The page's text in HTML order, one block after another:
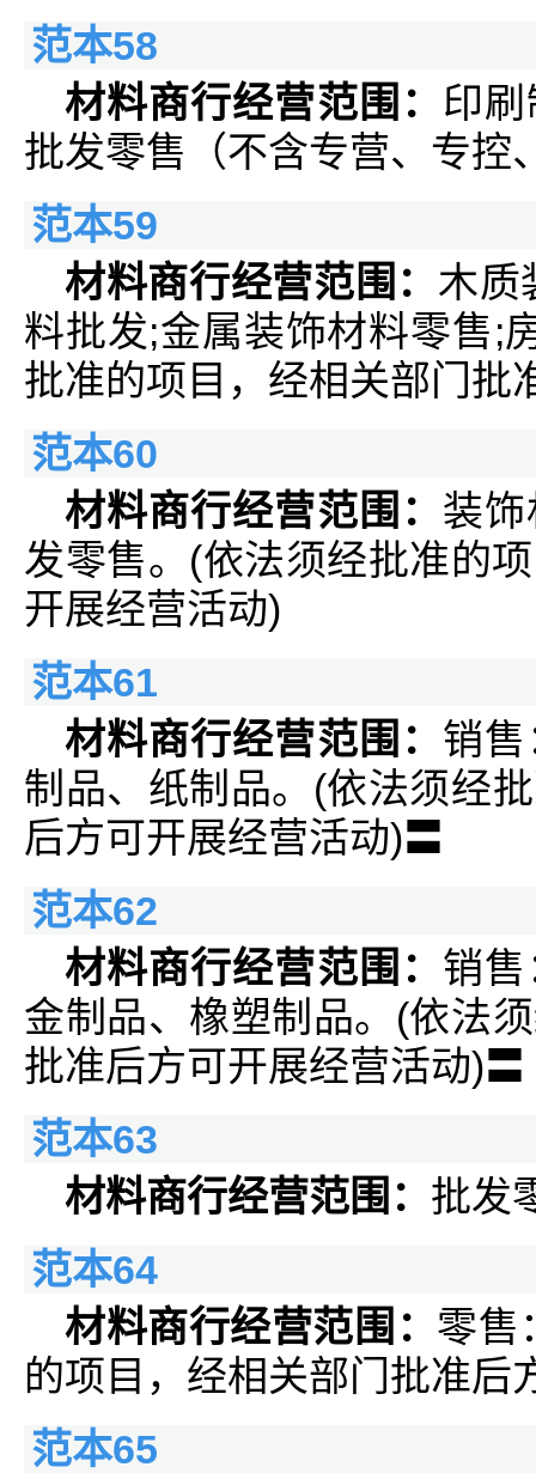
范本58
材料商行经营范围： 印
批发零售（不含专营、专控
范本59
材料商行经营范围： 木质
料批发;金属装饰材料零售;
批准的项目，经相关部门批
范本60
材料商行经营范围： 装
发零售。(依法须经批准的
开展经营活动)
范本61
材料商行经营范围： 销
制品、纸制品。(依法须经
后方可开展经营活动)〓
范本62
材料商行经营范围： 销
金制品、橡塑制品。(依法
批准后方可开展经营活动)〓
范本63
材料商行经营范围： 批发
范本64
材料商行经营范围： 零售
的项目，经相关部门批准后
范本65